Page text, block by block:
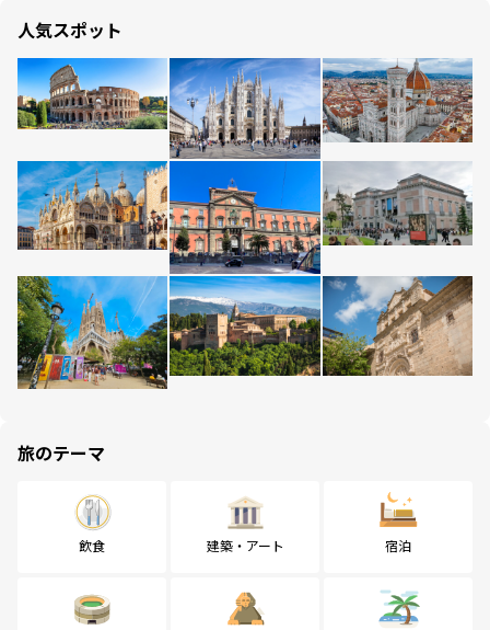
人気スポット
旅のテーマ
飲食 建築・アート 宿泊